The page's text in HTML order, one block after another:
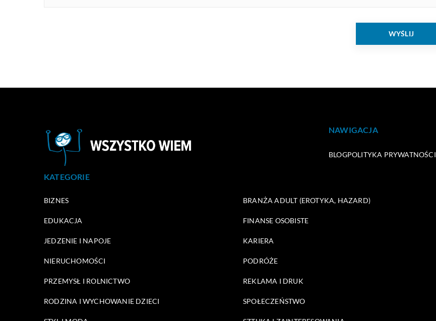
NAWIGACJA
BLOGPOLITYKA PRYWATNOŚCI
KATEGORIE
BIZNES BRANŻA ADULT (EROTYKA, HAZARD)
EDUKACJA FINANSE OSOBISTE
JEDZENIE I NAPOJE KARIERA
NIERUCHOMOŚCI PODRÓŻE
PRZEMYSŁ I ROLNICTWO REKLAMA I DRUK
RODZINA I WYCHOWANIE DZIECI SPOŁECZEŃSTWO